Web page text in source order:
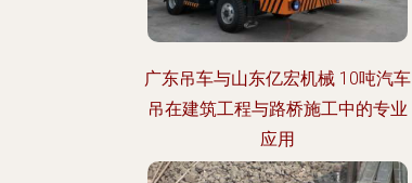
广东吊车与山东亿宏机械 10吨汽车
吊在建筑工程与路桥施工中的专业
应用